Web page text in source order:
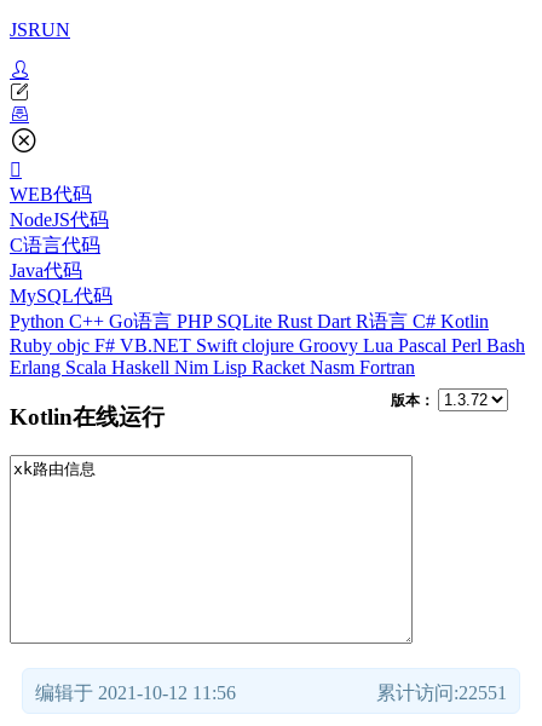
JSRUN
WEB代码
NodeJS代码
C语言代码
Java代码
MySQL代码
Python C++ Go语言 PHP SQLite Rust Dart R语言 C# Kotlin
Ruby objc F# VB.NET Swift clojure Groovy Lua Pascal Perl Bash
Erlang Scala Haskell Nim Lisp Racket Nasm Fortran
Kotlin在线运行
版本：
编辑于 2021-10-12 11:56 累计访问:22551